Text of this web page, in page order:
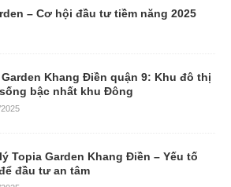
– Cơ hội đầu tư tiềm năng 2025
Khang Điền quận 9: Khu đô thị
bậc nhất khu Đông
Topia Garden Khang Điền – Yếu tố
đầu tư an tâm